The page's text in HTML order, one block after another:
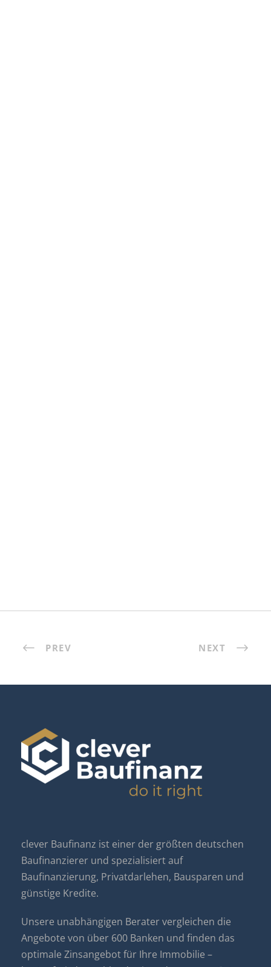
PREV NEXT
clever Baufinanz ist einer der größten deutschen
Baufinanzierer und spezialisiert auf
Baufinanzierung, Privatdarlehen, Bausparen und
günstige Kredite.
Unsere unabhängigen Berater vergleichen die
Angebote von über 600 Banken und finden das
optimale Zinsangebot für Ihre Immobilie –